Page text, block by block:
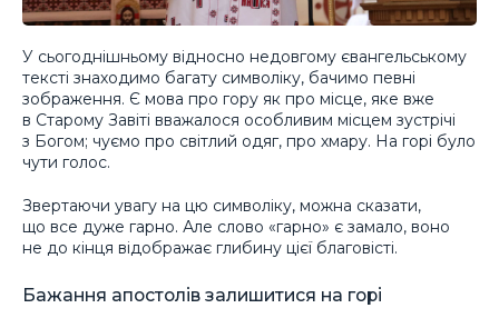
У сьогоднішньому відносно недовгому євангельському
тексті знаходимо багату символіку, бачимо певні
зображення. Є мова про гору як про місце, яке вже
в Старому Завіті вважалося особливим місцем зустрічі
з Богом; чуємо про світлий одяг, про хмару. На горі було
чути голос.
Звертаючи увагу на цю символіку, можна сказати,
що все дуже гарно. Але слово «гарно» є замало, воно
не до кінця відображає глибину цієї благовіcті.
Бажання апостолів залишитися на горі